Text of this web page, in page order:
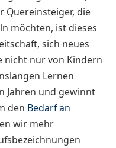
Quereinsteiger, die
möchten, ist dieses
sich neues
nicht nur von Kindern
Lernen
Jahren und gewinnt
den Bedarf an
wir mehr